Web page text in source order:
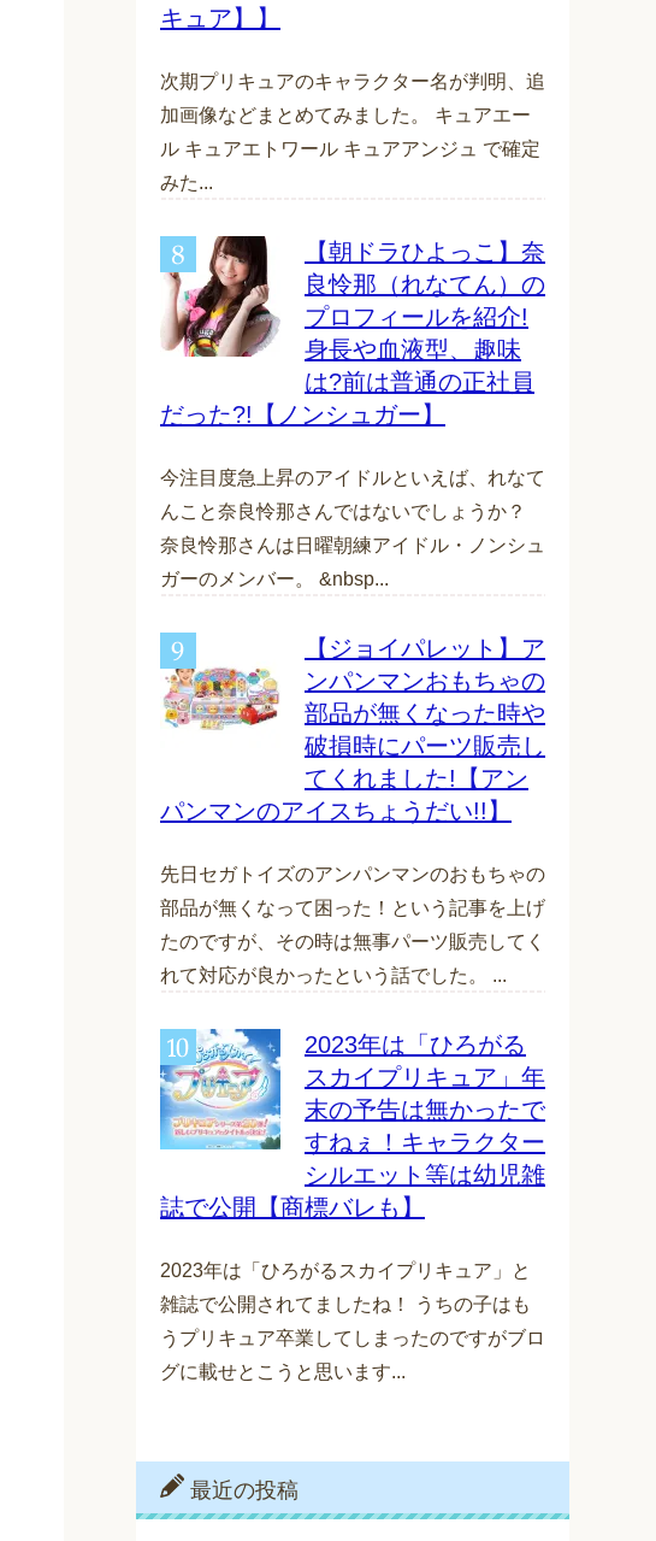
キュア】】
次期プリキュアのキャラクター名が判明、追
加画像などまとめてみました。 キュアエー
ル キュアエトワール キュアアンジュ で確定
みた...
【朝ドラひよっこ】奈
良怜那（れなてん）の
プロフィールを紹介!
身長や血液型、趣味
は?前は普通の正社員
だった?!【ノンシュガー】
今注目度急上昇のアイドルといえば、れなて
んこと奈良怜那さんではないでしょうか？
奈良怜那さんは日曜朝練アイドル・ノンシュ
ガーのメンバー。 &nbsp...
【ジョイパレット】ア
ンパンマンおもちゃの
部品が無くなった時や
破損時にパーツ販売し
てくれました!【アン
パンマンのアイスちょうだい!!】
先日セガトイズのアンパンマンのおもちゃの
部品が無くなって困った！という記事を上げ
たのですが、その時は無事パーツ販売してく
れて対応が良かったという話でした。 ...
2023年は「ひろがる
スカイプリキュア」年
末の予告は無かったで
すねぇ！キャラクター
シルエット等は幼児雑
誌で公開【商標バレも】
2023年は「ひろがるスカイプリキュア」と
雑誌で公開されてましたね！ うちの子はも
うプリキュア卒業してしまったのですがブロ
グに載せとこうと思います...
最近の投稿